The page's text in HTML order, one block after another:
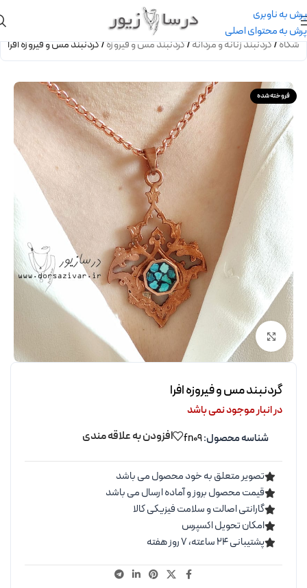
پرش به ناوبری
پرش به محتوای اصلی
/گردنبند زنانه و مردانه/گردنبند مس و فیروزه/گردنبند مس و فیروزه افرا
فروخته شده
برای بزرگنمایی کلیک کنید
گردنبند مس و فیروزه افرا
در انبار موجود نمی باشد
شناسه محصول:fn09 افزودن به علاقه مندی
تصویر متعلق به خود محصول می باشد
قیمت محصول بروز و آماده ارسال می باشد
گارانتی اصالت و سلامت فیزیکی کالا
امکان تحویل اکسپرس
پشتیبانی ۲۴ ساعته، ۷ روز هفته